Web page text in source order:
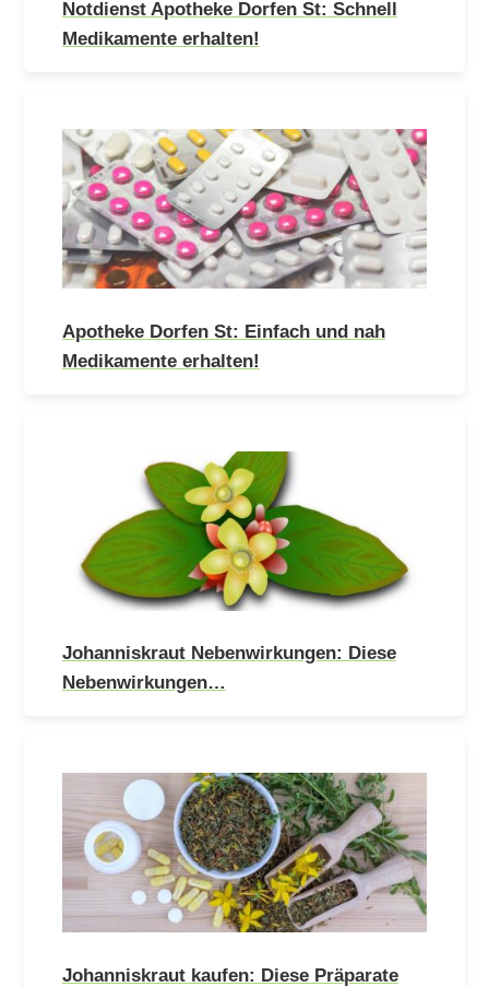
Notdienst Apotheke Dorfen St: Schnell
Medikamente erhalten!
Apotheke Dorfen St: Einfach und nah
Medikamente erhalten!
Johanniskraut Nebenwirkungen: Diese
Nebenwirkungen…
Johanniskraut kaufen: Diese Präparate